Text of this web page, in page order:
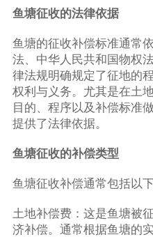
鱼塘征收的法律依据
鱼塘的征收补偿标准通常
法、中华人民共和国物权
律法规明确规定了征地的
权利与义务。尤其是在土
目的、程序以及补偿标准
提供了法律依据。
鱼塘征收的补偿类型
鱼塘征收补偿通常包括以
土地补偿费：这是鱼塘被
济补偿。通常根据鱼塘的